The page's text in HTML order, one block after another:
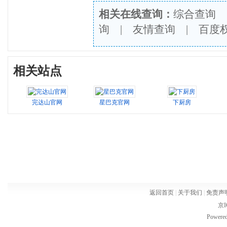
相关在线查询： 综合查询
询
友情查询 百度
相关站点
完达山官网 星巴克官网 下厨房
返回首页 关于我们 |免责声
京